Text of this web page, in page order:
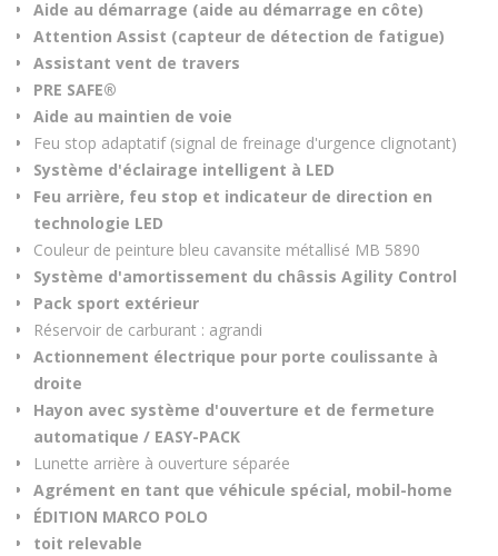
Aide au démarrage (aide au démarrage en côte)
Attention Assist (capteur de détection de fatigue)
Assistant vent de travers
PRE SAFE®
Aide au maintien de voie
Feu stop adaptatif (signal de freinage d'urgence clignotant)
Système d'éclairage intelligent à LED
Feu arrière, feu stop et indicateur de direction en
technologie LED
Couleur de peinture bleu cavansite métallisé MB 5890
Système d'amortissement du châssis Agility Control
Pack sport extérieur
Réservoir de carburant : agrandi
Actionnement électrique pour porte coulissante à
droite
Hayon avec système d'ouverture et de fermeture
automatique / EASY-PACK
Lunette arrière à ouverture séparée
Agrément en tant que véhicule spécial, mobil-home
ÉDITION MARCO POLO
toit relevable